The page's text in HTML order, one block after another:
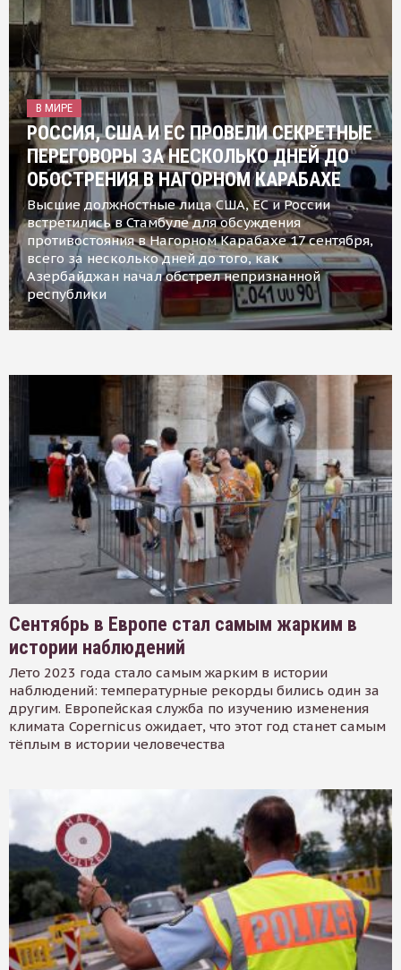
В МИРЕ
РОССИЯ, США И ЕС ПРОВЕЛИ СЕКРЕТНЫЕ
ПЕРЕГОВОРЫ ЗА НЕСКОЛЬКО ДНЕЙ ДО
ОБОСТРЕНИЯ В НАГОРНОМ КАРАБАХЕ
Высшие должностные лица США, ЕС и России
встретились в Стамбуле для обсуждения
противостояния в Нагорном Карабахе 17 сентября,
всего за несколько дней до того, как
Азербайджан начал обстрел непризнанной
республики
Сентябрь в Европе стал самым жарким в
истории наблюдений
Лето 2023 года стало самым жарким в истории
наблюдений: температурные рекорды бились один за
другим. Европейская служба по изучению изменения
климата Copernicus ожидает, что этот год станет самым
тёплым в истории человечества